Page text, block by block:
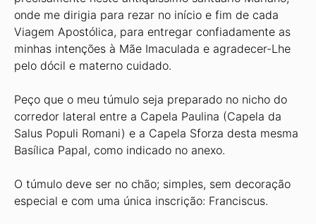
onde me dirigia para rezar no início e fim de cada
Viagem Apostólica, para entregar confiadamente as
minhas intenções à Mãe Imaculada e agradecer-Lhe
pelo dócil e materno cuidado.
Peço que o meu túmulo seja preparado no nicho do
corredor lateral entre a Capela Paulina (Capela da
Salus Populi Romani) e a Capela Sforza desta mesma
Basílica Papal, como indicado no anexo.
O túmulo deve ser no chão; simples, sem decoração
especial e com uma única inscrição: Franciscus.